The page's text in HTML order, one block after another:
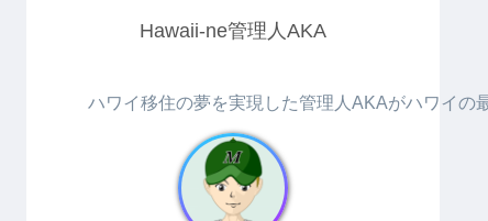
Hawaii-ne管理人AKA
ハワイ移住の夢を実現した管理人AKAがハワイの